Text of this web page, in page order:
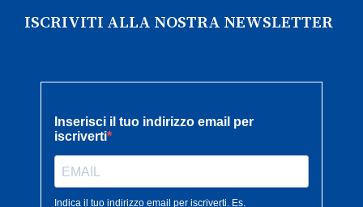
ISCRIVITI ALLA NOSTRA NEWSLETTER